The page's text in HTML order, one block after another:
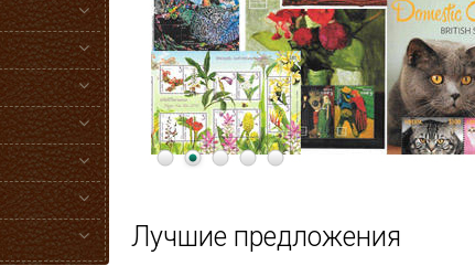
Лучшие предложения